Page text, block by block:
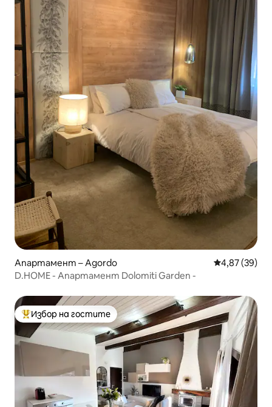
Апартамент – Agordo Средна
4,87 (39)
D.HOME - Апартамент Dolomiti Garden -
Най-популярен избор на гостите
Избор на гостите